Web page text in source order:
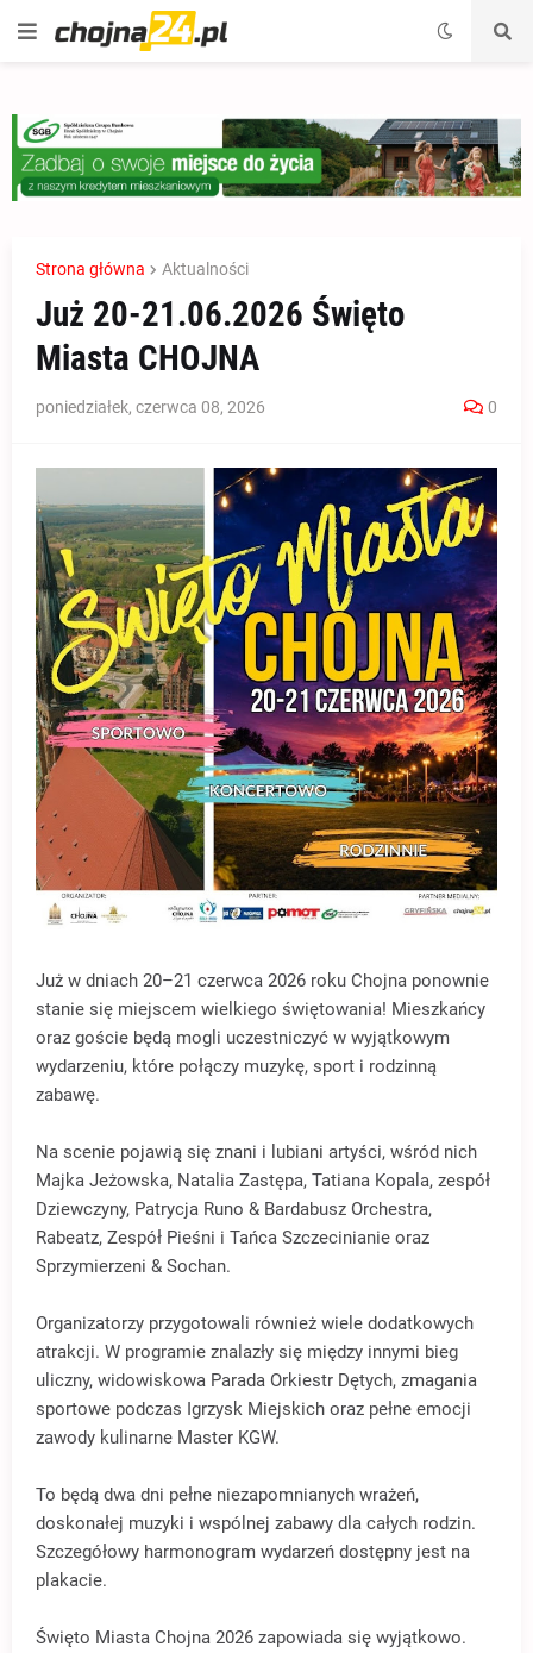
Strona główna Aktualności
Już 20-21.06.2026 Święto
Miasta CHOJNA
poniedziałek, czerwca 08, 2026 0
Już w dniach 20–21 czerwca 2026 roku Chojna ponownie
stanie się miejscem wielkiego świętowania! Mieszkańcy
oraz goście będą mogli uczestniczyć w wyjątkowym
wydarzeniu, które połączy muzykę, sport i rodzinną
zabawę.
Na scenie pojawią się znani i lubiani artyści, wśród nich
Majka Jeżowska, Natalia Zastępa, Tatiana Kopala, zespół
Dziewczyny, Patrycja Runo & Bardabusz Orchestra,
Rabeatz, Zespół Pieśni i Tańca Szczecinianie oraz
Sprzymierzeni & Sochan.
Organizatorzy przygotowali również wiele dodatkowych
atrakcji. W programie znalazły się między innymi bieg
uliczny, widowiskowa Parada Orkiestr Dętych, zmagania
sportowe podczas Igrzysk Miejskich oraz pełne emocji
zawody kulinarne Master KGW.
To będą dwa dni pełne niezapomnianych wrażeń,
doskonałej muzyki i wspólnej zabawy dla całych rodzin.
Szczegółowy harmonogram wydarzeń dostępny jest na
plakacie.
Święto Miasta Chojna 2026 zapowiada się wyjątkowo.